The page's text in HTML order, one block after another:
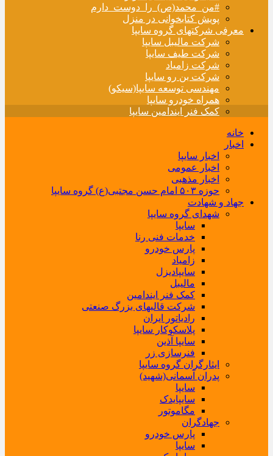
#من_محمد(ص)_را_دوست_دارم
پویش کتابخوانی در منزل
معرفی شرکتهای گروه سایپا
شرکت مالیبل سایپا
شرکت طیف سایپا
شرکت زامیاد
شرکت بن رو سایپا
مهندسی توسعه سایپا(سیکو)
همراه خودرو سایپا
کمک فنر ایندامین سایپا
خانه
اخبار
اخبار سایپا
اخبار عمومی
اخبار مذهبی
حوزه ۵۰۳ امام حسن مجتبی(ع) گروه سایپا
جهاد و شهادت
شهدای گروه سایپا
سایپا
خدمات فنی رنا
پارس خودرو
زامیاد
سایپادیزل
مالیبل
کمک فنر ایندامین
شرکت قالبهای بزرگ صنعتی
رادیاتور ایران
پلاسکوکار سایپا
سایپا آذین
فنرسازی زر
ایثارگران گروه سایپا
پدران آسمانی(شهید)
سایپا
سایپایدک
مگاموتور
جهادگران
پارس خودرو
سایپا